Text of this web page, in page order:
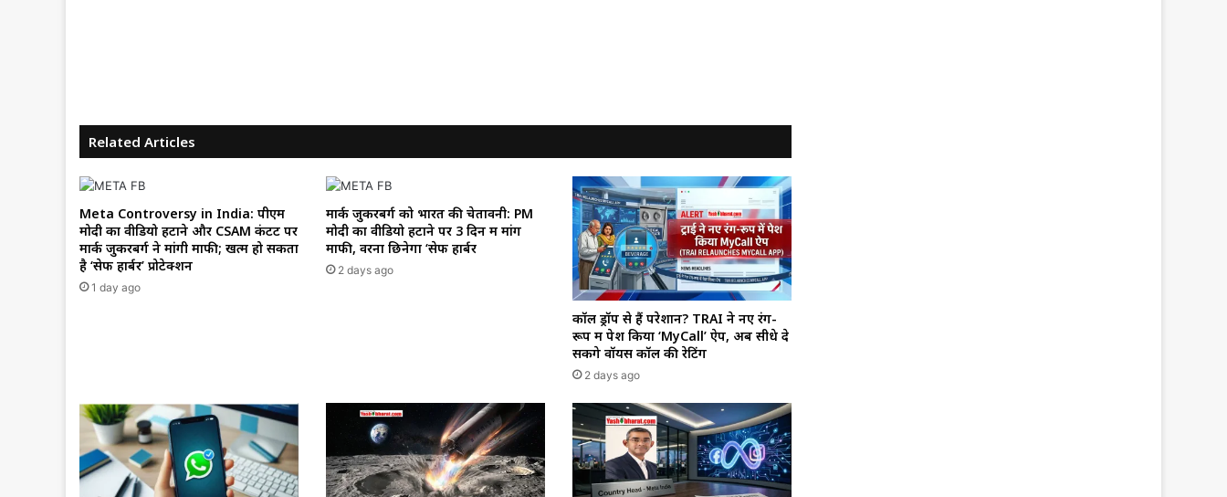
Related Articles
Meta Controversy in India: पीएम
मोदी का वीडियो हटाने और CSAM कंटेंट पर
मार्क जुकरबर्ग ने मांगी माफी; खत्म हो सकता
है ‘सेफ हार्बर’ प्रोटेक्शन
1 day ago
मार्क जुकरबर्ग को भारत की चेतावनी: PM
मोदी का वीडियो हटाने पर 3 दिन में मांगें
माफी, वरना छिनेगा ‘सेफ हार्बर
2 days ago
कॉल ड्रॉप से हैं परेशान? TRAI ने नए रंग-
रूप में पेश किया ‘MyCall’ ऐप, अब सीधे दे
सकेंगे वॉयस कॉल की रेटिंग
2 days ago